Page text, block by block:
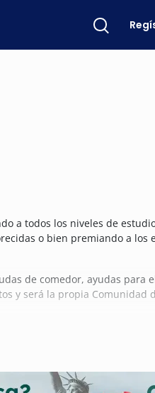
a todos los niveles de
o bien premiando a los
de comedor, ayudas para
y será la propia Comunidad
las becas de la Comunidad